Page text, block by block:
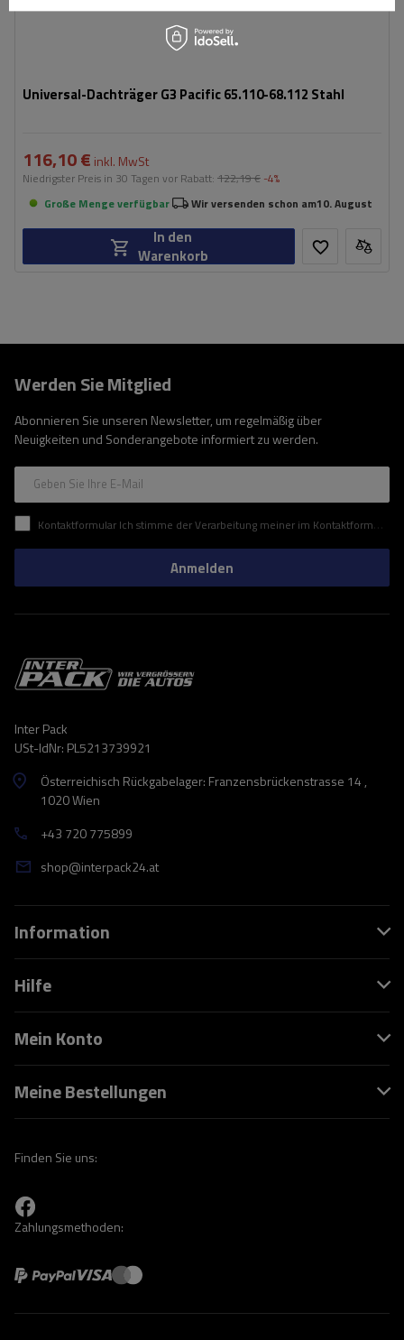
Universal-Dachträger G3 Pacific 65.110-68.112 Stahl
116,10 € inkl. MwSt
Niedrigster Preis in 30 Tagen vor Rabatt: 122,19 € -4%
Große Menge verfügbar
Wir versenden schon am10. August
In den
Warenkorb
Werden Sie Mitglied
Abonnieren Sie unseren Newsletter, um regelmäßig über
Neuigkeiten und Sonderangebote informiert zu werden.
Geben Sie Ihre E-Mail
Kontaktformular Ich stimme der Verarbeitung meiner im Kontaktformular enthaltenen personenbezogenen Daten gemäß der Verordnung (EU) des Europäischen Parlaments und des Rates zu.
Anmelden
Inter Pack
USt-IdNr: PL5213739921
Österreichisch Rückgabelager: Franzensbrückenstrasse 14 ,
1020 Wien
+43 720 775899
shop@interpack24.at
Information
Hilfe
Mein Konto
Meine Bestellungen
Finden Sie uns:
Zahlungsmethoden: